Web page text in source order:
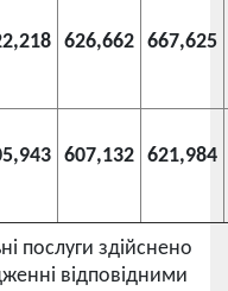
626,662 667,625
607,132 621,984
послуги здійснено
відповідними